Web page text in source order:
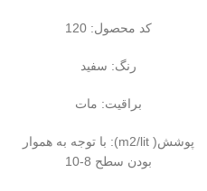
کد محصول: 120
رنگ: سفید
براقیت: مات
پوشش( m2/lit): با توجه به هموار
بودن سطح 8-10